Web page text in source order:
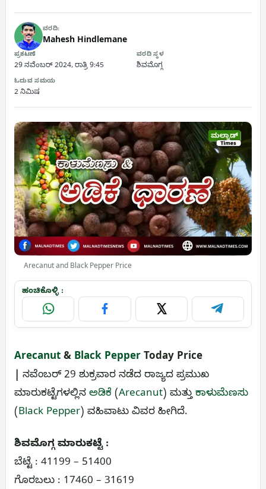
ವರದಿ:
Mahesh Hindlemane
ಪ್ರಕಟಣೆ
29 ನವೆಂಬರ್ 2024, ರಾತ್ರಿ 9:45
ವರದಿ ಸ್ಥಳ
ಶಿವಮೊಗ್ಗ
ಓದುವ ಸಮಯ
2 ನಿಮಿಷ
Arecanut and Black Pepper Price
ಹಂಚಿಕೊಳ್ಳಿ :
WhatsApp Facebook X Telegram
Arecanut & Black Pepper Today Price
ನವೆಂಬರ್ 29 ಶುಕ್ರವಾರ ನಡೆದ ರಾಜ್ಯದ ಪ್ರಮುಖ
ಮಾರುಕಟ್ಟೆಗಳಲ್ಲಿನ ಅಡಿಕೆ (Arecanut) ಮತ್ತುಕಾಳುಮೆಣಸು
(Black Pepper) ವಹಿವಾಟು ವಿವರ ಹೀಗಿದೆ.
ಶಿವಮೊಗ್ಗ ಮಾರುಕಟ್ಟೆ :
ಬೆಟ್ಟೆ : 41199 – 51400
ಗೊರಬಲು : 17460 – 31619